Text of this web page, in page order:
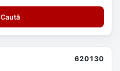
Caută
620130